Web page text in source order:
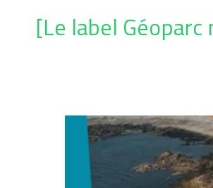
[Le label Géoparc